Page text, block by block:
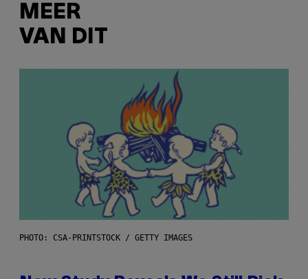
MEER
VAN DIT
PHOTO: CSA-PRINTSTOCK / GETTY IMAGES